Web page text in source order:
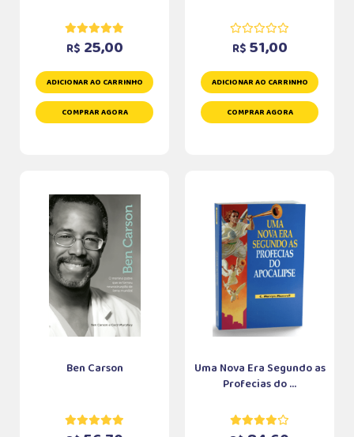
R$ 25,00
ADICIONAR AO CARRINHO
COMPRAR AGORA
R$ 51,00
ADICIONAR AO CARRINHO
COMPRAR AGORA
Ben Carson
Uma Nova Era Segundo as
Profecias do ...